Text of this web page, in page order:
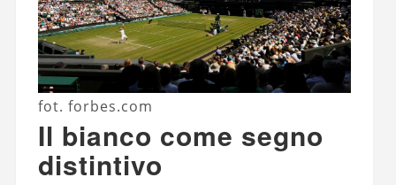
fot. forbes.com
Il bianco come segno
distintivo